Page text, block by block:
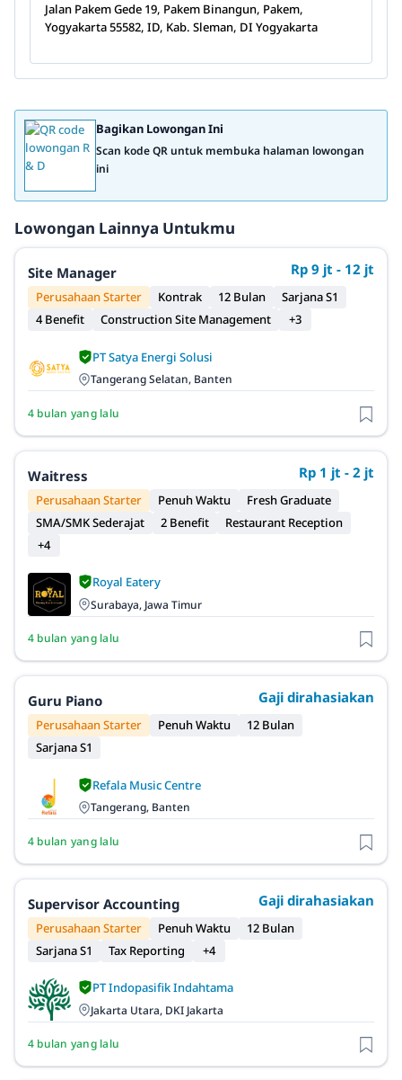
Jalan Pakem Gede 19, Pakem Binangun, Pakem,
Yogyakarta 55582, ID, Kab. Sleman, DI Yogyakarta
Bagikan Lowongan Ini
Scan kode QR untuk membuka halaman lowongan
ini
Lowongan Lainnya Untukmu
Site Manager Rp 9 jt - 12 jt
Perusahaan Starter Kontrak 12 Bulan
Sarjana S1
4 Benefit
Construction Site Management +3
PT Satya Energi Solusi
Tangerang Selatan, Banten
4 bulan yang lalu
Waitress Rp 1 jt - 2 jt
Perusahaan Starter Penuh Waktu
Fresh Graduate
SMA/SMK Sederajat
2 Benefit
Restaurant Reception
+4
Royal Eatery
Surabaya, Jawa Timur
4 bulan yang lalu
Guru Piano Gaji dirahasiakan
Perusahaan Starter Penuh Waktu
12 Bulan
Sarjana S1
Refala Music Centre
Tangerang, Banten
4 bulan yang lalu
Supervisor Accounting Gaji dirahasiakan
Perusahaan Starter Penuh Waktu
12 Bulan
Sarjana S1
Tax Reporting +4
PT Indopasifik Indahtama
Jakarta Utara, DKI Jakarta
4 bulan yang lalu